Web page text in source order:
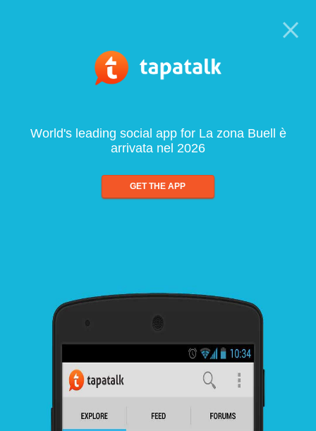
World's leading social app for La zona Buell è
arrivata nel 2026
GET THE APP